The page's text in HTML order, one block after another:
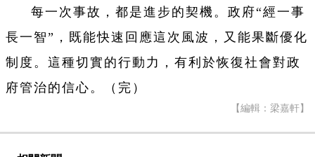
每一次事故，都是進步的契機。政府“經一事
長一智”，既能快速回應這次風波，又能果斷優化
制度。這種切實的行動力，有利於恢復社會對政
府管治的信心。（完）
【編輯：梁嘉軒】